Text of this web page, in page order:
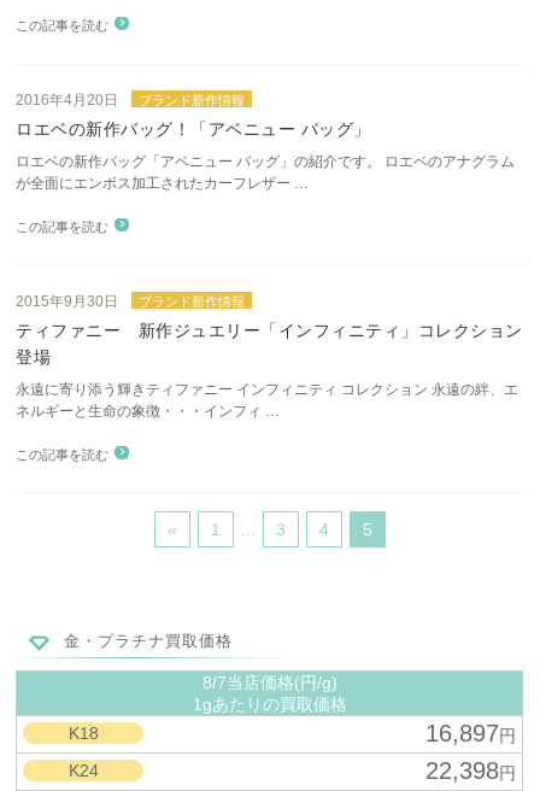
この記事を読む
2016年4月20日 ブランド新作情報
ロエベの新作バッグ！「アベニュー バッグ」
ロエベの新作バッグ「アベニュー バッグ」の紹介です。 ロエベのアナグラム
が全面にエンボス加工されたカーフレザー …
この記事を読む
2015年9月30日 ブランド新作情報
ティファニー 新作ジュエリー「インフィニティ」コレクション
登場
永遠に寄り添う輝き ティファニー インフィニティ コレクション 永遠の絆、エ
ネルギーと生命の象徴・・・インフィ …
この記事を読む
« 1 3 4 5
金・プラチナ買取価格
8/7当店価格(円/g)
1gあたりの買取価格
K18
16,897円
K24
22,398円